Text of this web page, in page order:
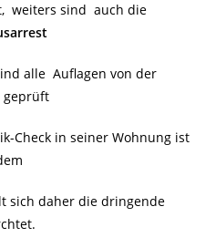
weiters sind auch die
alle Auflagen von der
geprüft
Check in seiner Wohnung ist
sich daher die dringende